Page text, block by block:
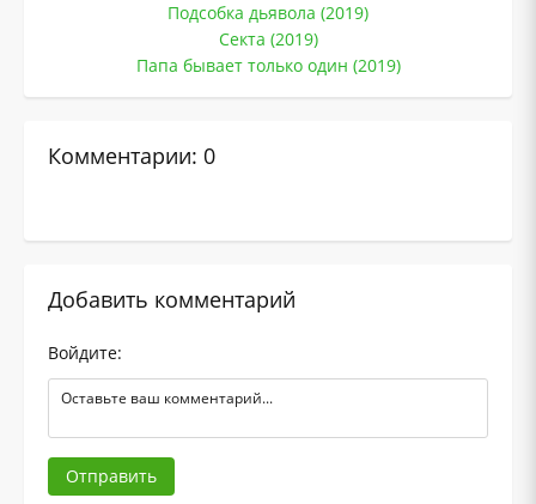
Подсобка дьявола (2019)
Секта (2019)
Папа бывает только один (2019)
Комментарии: 0
Добавить комментарий
Войдите:
Отправить